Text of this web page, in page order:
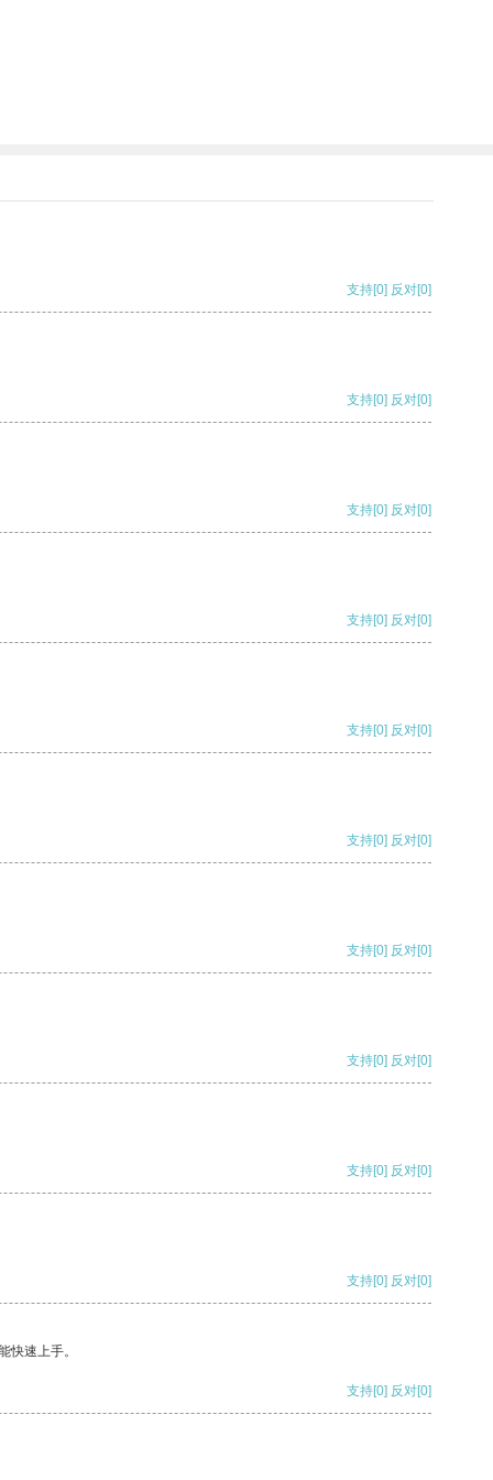
支持[0] 反对[0]
支持[0] 反对[0]
支持[0] 反对[0]
支持[0] 反对[0]
支持[0] 反对[0]
支持[0] 反对[0]
支持[0] 反对[0]
支持[0] 反对[0]
支持[0] 反对[0]
支持[0] 反对[0]
快速上手。
支持[0] 反对[0]